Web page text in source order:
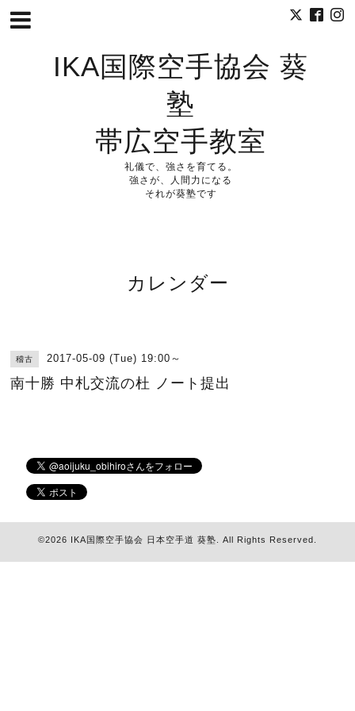
IKA国際空手協会 葵
塾
帯広空手教室
礼儀で、強さを育てる。
強さが、人間力になる
それが葵塾です
カレンダー
稽古 2017-05-09 (Tue) 19:00～
南十勝 中札交流の杜 ノート提出
©2026 IKA国際空手協会 日本空手道 葵塾 . All Rights Reserved.